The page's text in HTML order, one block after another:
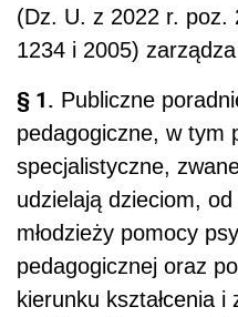
(Dz. U. z 2022 r. poz.
1234 i 2005)
§ 1. Publiczne
pedagogiczne, w tym
specjalistyczne,
udzielają dzieciom,
młodzieży pomocy
pedagogicznej oraz
kierunku kształcenia